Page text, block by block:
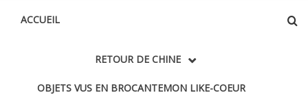
ACCUEIL
RETOUR DE CHINE
OBJETS VUS EN BROCANTEMON LIKE-COEUR